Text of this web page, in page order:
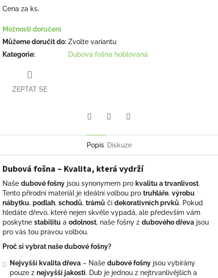
Cena za ks.
Možnosti doručení
Můžeme doručit do: Zvolte variantu
Kategorie: Dubová fošna hoblovaná
ZEPTAT SE
Popis Diskuze
Dubová fošna – Kvalita, která vydrží
Naše dubové fošny jsou synonymem pro kvalitu a trvanlivost.
Tento přírodní materiál je ideální volbou pro truhláře, výrobu
nábytku, podlah, schodů, trámů či dekorativních prvků. Pokud
hledáte dřevo, které nejen skvěle vypadá, ale především vám
poskytne stabilitu a odolnost, naše fošny z dubového dřeva jsou
pro vás tou pravou volbou.
Proč si vybrat naše dubové fošny?
Nejvyšší kvalita dřeva – Naše dubové fošny jsou vybírány
pouze z nejvyšší jakosti. Dub je jednou z nejtrvanlivějších a